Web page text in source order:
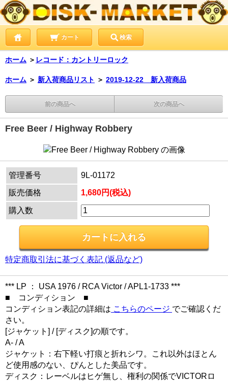
カート 検索
ホーム ＞ レコード：カントリーロック
ホーム ＞ 新入荷商品リスト ＞ 2019-12-22 新入荷商品
前の商品へ 次の商品へ
Free Beer / Highway Robbery
管理番号
9L-01172
販売価格
1,680円(税込)
購入数
特定商取引法に基づく表記 (返品など)
*** LP ： USA 1976 / RCA Victor / APL1-1733 ***
■ コンディション ■
コンディション表記の詳細は こちらのページ でご確認くだ
さい。
[ジャケット] / [ディスク]の順です。
A- / A
ジャケット：右下軽い打痕と折れシワ。これ以外はほとん
ど使用感のない、ぴんとした美品です。
ディスク：レーベルはヒゲ無し、権利の関係でVICTORロ